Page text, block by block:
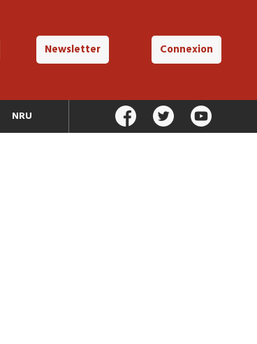
Newsletter Connexion
NRU